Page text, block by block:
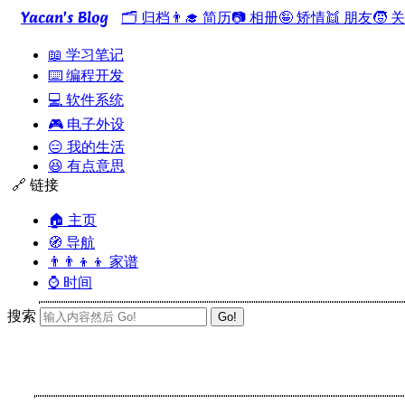
Yacan's Blog 🗂️ 归档 👨‍🎓 简历📷 相册🤪 矫情👯 朋友🧒
📖 学习笔记
⌨️ 编程开发
💻 软件系统
🎮 电子外设
😑 我的生活
😆 有点意思
🔗 链接
🏠 主页
🧭 导航
👨‍👨‍👦‍👦 家谱
⌚ 时间
搜索 Go!